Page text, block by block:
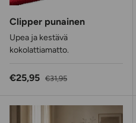
Clipper punainen
Upea ja kestävä
kokolattiamatto.
Alennushinta
€25,95 Normaalihinta
€31,95